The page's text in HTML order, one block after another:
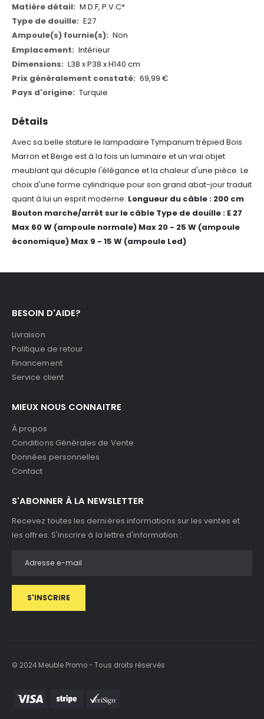
Détails
Avec sa belle stature le lampadaire Tympanum trépied Bois
Marron et Beige est à la fois un luminaire et un vrai objet
meublant qui décuple l'élégance et la chaleur d'une pièce. Le
choix d'une forme cylindrique pour son grand abat-jour traduit
quant à lui un esprit moderne. Longueur du câble : 200 cm
Bouton marche/arrêt sur le câble Type de douille : E 27
Max 60 W (ampoule normale) Max 20 - 25 W (ampoule
économique) Max 9 - 15 W (ampoule Led)
M.D.F, P.V.C*
E27
Non
Intérieur
L38 x P38 x H140 cm
69,99 €
Turquie
BESOIN D'AIDE?
Livraison
Politique de retour
Financement
Service client
MIEUX NOUS CONNAITRE
À propos
Conditions Générales de Vente
Données personnelles
Contact
S'ABONNER À LA NEWSLETTER
Recevez toutes les dernières informations sur les ventes et
les offres. S'inscrire à la lettre d'information :
S'INSCRIRE
© 2024 Meuble Promo - Tous droits réservés